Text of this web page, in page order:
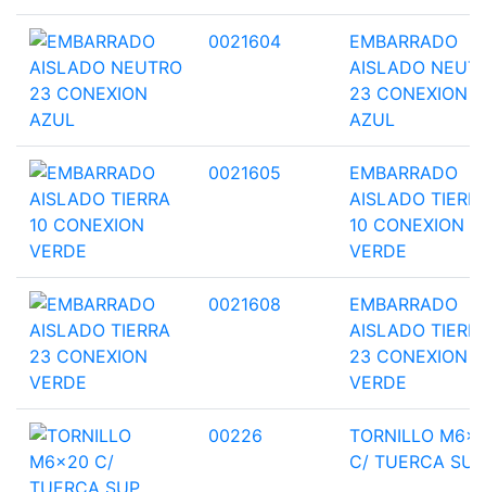
0021604
EMBARRADO
AISLADO
23 CONEXION
AZUL
0021605
EMBARRADO
AISLADO
10 CONEXION
VERDE
0021608
EMBARRADO
AISLADO
23 CONEXION
VERDE
00226
TORNILLO
C/ TUERCA SUP